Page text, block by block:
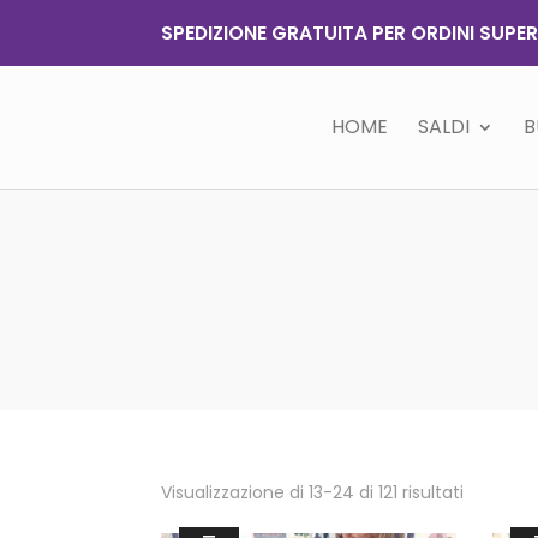
SPEDIZIONE GRATUITA PER ORDINI
HOME SALDI
Visualizzazione di 13-24 di 121 risultati